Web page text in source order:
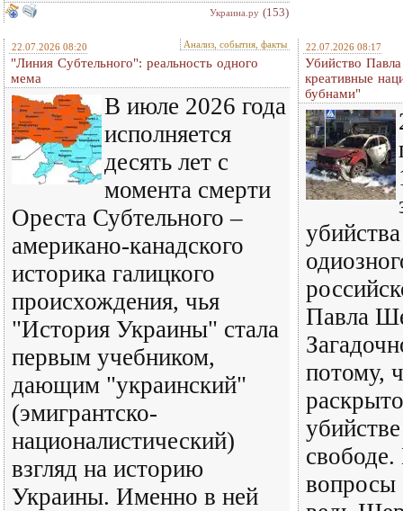
Украина.ру (153)
22.07.2026 08:20 Анализ, события, факты
"Линия Субтельного": реальность одного
мема
В июле 2026 года
исполняется
десять лет с
момента смерти
Ореста Субтельного –
американо-канадского
историка галицкого
происхождения, чья
"История Украины" стала
первым учебником,
дающим "украинский"
(эмигрантско-
националистический)
взгляд на историю
Украины. Именно в ней
22.07.2026 08:17
Убийство
креативные
бубнами"
Павла
потому,
вопросы